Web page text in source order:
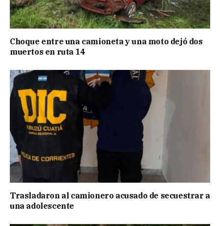
Choque entre una camioneta y una moto dejó dos
muertos en ruta 14
Trasladaron al camionero acusado de secuestrar a
una adolescente